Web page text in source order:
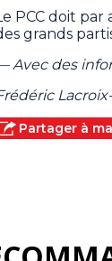
PCC doit
grands
Avec des
Partager à